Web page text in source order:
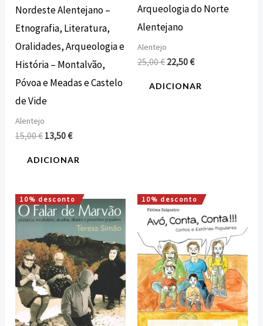
Nordeste Alentejano –
Etnografia, Literatura,
Oralidades, Arqueologia e
História – Montalvão,
Póvoa e Meadas e Castelo
de Vide
Alentejo
15,00€ 13,50€
ADICIONAR
Arqueologia do Norte
Alentejano
Alentejo
25,00€ 22,50€
ADICIONAR
10% desconto
O
preço
original
era:
17,00 €.
O
preço
atual
é:
15,30 €.
10% desconto
O
preço
original
era:
10,00 €.
O
preço
atual
é:
9,00 €.